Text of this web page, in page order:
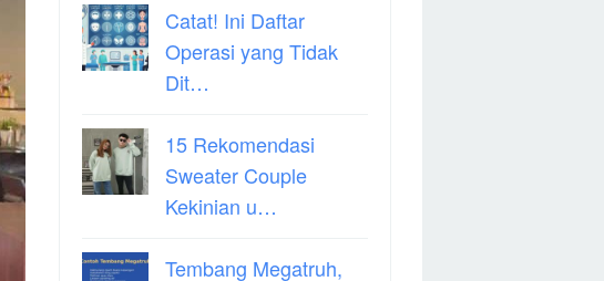
Catat! Ini Daftar
Operasi yang Tidak
Dit…
15 Rekomendasi
Sweater Couple
Kekinian u…
Tembang Megatruh,